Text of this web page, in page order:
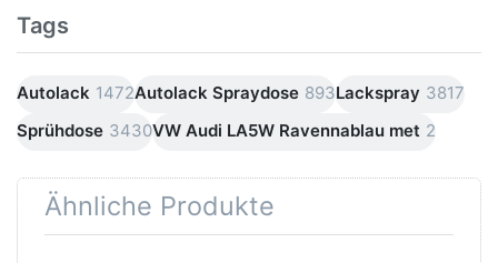
Tags
Autolack 1472Autolack Spraydose 893Lackspray 3817
Sprühdose 3430VW Audi LA5W Ravennablau met 2
Ähnliche Produkte